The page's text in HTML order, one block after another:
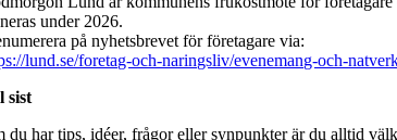
under 2026.
på nyhetsbrevet för företagare via:
lund.se/foretag-och-naringsliv/evenemang-och-
sist
du har tips, idéer, frågor eller synpunkter är du alltid